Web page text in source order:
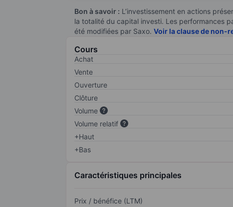
Bon à savoir : L’investissement en actions
la totalité du capital investi. Les performances
été modifiées par Saxo. Voir la clause de non-
Cours
Achat
Vente
Ouverture
Clôture
Volume
Volume relatif
+Haut
+Bas
Caractéristiques principales
Prix / bénéfice (LTM)